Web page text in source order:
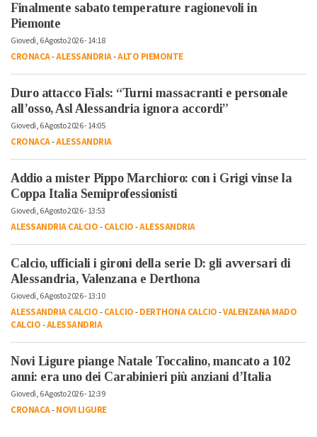
Finalmente sabato temperature ragionevoli in
Piemonte
Giovedì, 6 Agosto 2026 - 14:18
CRONACA-ALESSANDRIA-ALTO PIEMONTE
Duro attacco Fials: “Turni massacranti e personale
all’osso, Asl Alessandria ignora accordi”
Giovedì, 6 Agosto 2026 - 14:05
CRONACA-ALESSANDRIA
Addio a mister Pippo Marchioro: con i Grigi vinse la
Coppa Italia Semiprofessionisti
Giovedì, 6 Agosto 2026 - 13:53
ALESSANDRIA CALCIO-CALCIO-ALESSANDRIA
Calcio, ufficiali i gironi della serie D: gli avversari di
Alessandria, Valenzana e Derthona
Giovedì, 6 Agosto 2026 - 13:10
ALESSANDRIA CALCIO-CALCIO-DERTHONA CALCIO-VALENZANA MADO
CALCIO-ALESSANDRIA
Novi Ligure piange Natale Toccalino, mancato a 102
anni: era uno dei Carabinieri più anziani d’Italia
Giovedì, 6 Agosto 2026 - 12:39
CRONACA-NOVI LIGURE